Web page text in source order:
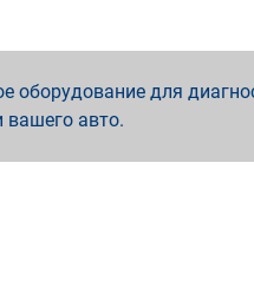
для
вашего авто.